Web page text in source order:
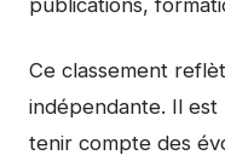
publications,
Ce classement
indépendante. Il
tenir compte des